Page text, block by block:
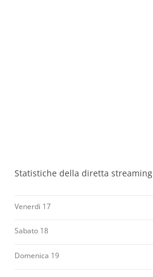
Statistiche della diretta streaming
Venerdi 17
Sabato 18
Domenica 19